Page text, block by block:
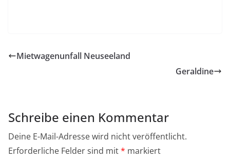
Mietwagenunfall Neuseeland
Geraldine
Schreibe einen Kommentar
Deine E-Mail-Adresse wird nicht veröffentlicht.
Erforderliche Felder sind mit* markiert